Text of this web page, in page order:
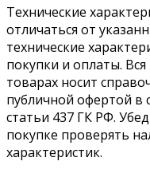
Технические
отличаться от
технические
покупки и оплаты.
товарах носит
публичной офертой в
статьи 437 ГК РФ.
покупке проверять
характеристик.